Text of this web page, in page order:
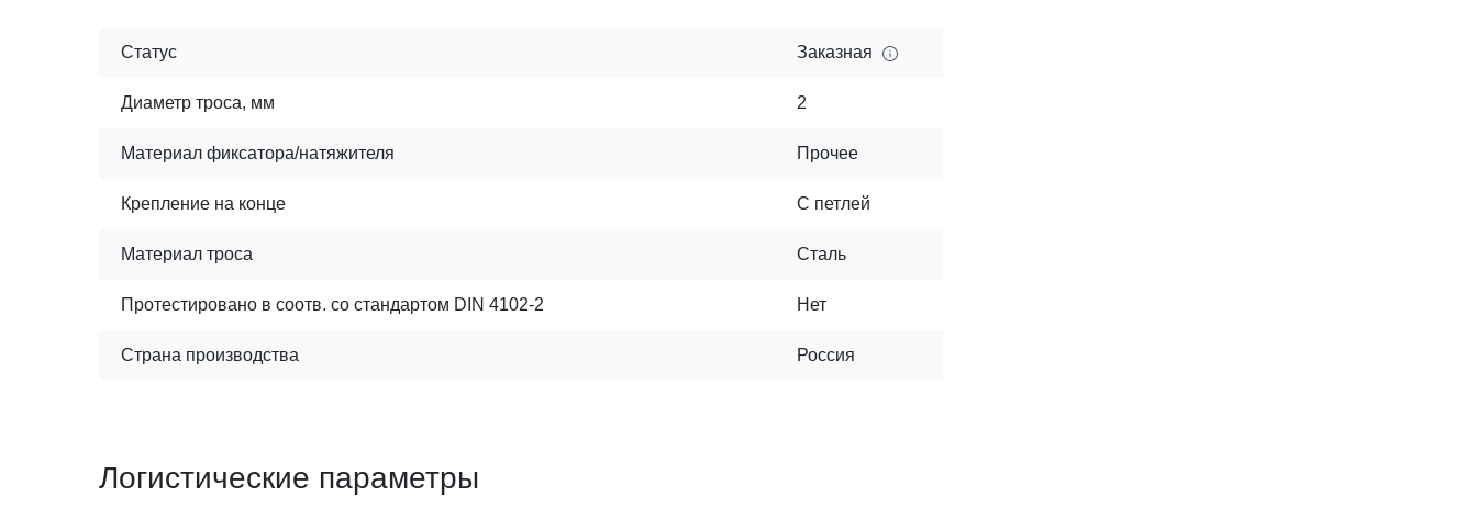
Статус Заказная
Диаметр троса, мм 2
Материал фиксатора/натяжителя Прочее
Крепление на конце С петлей
Материал троса Сталь
Протестировано в соотв. со стандартом DIN 4102-2 Нет
Страна производства Россия
Логистические параметры